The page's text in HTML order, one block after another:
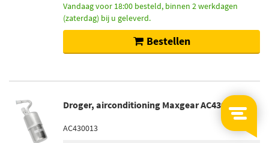
Vandaag voor 18:00 besteld, binnen 2 werkdagen
(zaterdag) bij u geleverd.
Bestellen
Droger, airconditioning Maxgear AC430013
AC430013